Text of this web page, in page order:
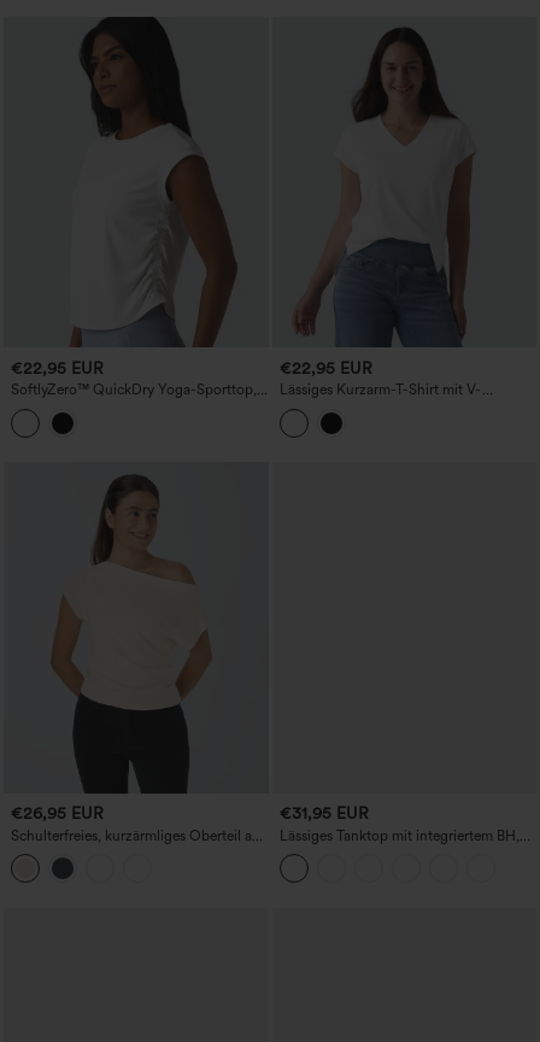
€22,95 EUR
SoftlyZero™ QuickDry Yoga-Sporttop,
Rundhalsausschnitt, Cap-Ärmel, mit
Raffung und abgerundetem Saum
€22,95 EUR
Lässiges Kurzarm-T-Shirt mit V-
Ausschnitt
€26,95 EUR
Schulterfreies, kurzärmliges Oberteil aus
Baumwolle mit Rüschen
€31,95 EUR
Lässiges Tanktop mit integriertem BH,
Raffung, Kordelzug und Ösen